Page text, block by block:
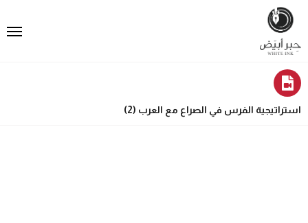
استراتيجية الفرس في الصراع مع العرب (2)